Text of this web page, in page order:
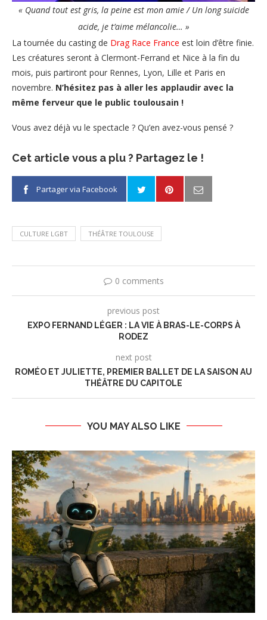
« Quand tout est gris, la peine est mon amie / Un long suicide
acide, je t’aime mélancolie… »
La tournée du casting de Drag Race France est loin d’être finie.
Les créatures seront à Clermont-Ferrand et Nice à la fin du
mois, puis partiront pour Rennes, Lyon, Lille et Paris en
novembre. N’hésitez pas à aller les applaudir avec la
même ferveur que le public toulousain !
Vous avez déjà vu le spectacle ? Qu’en avez-vous pensé ?
Cet article vous a plu ? Partagez le !
Partager via Facebook
CULTURE LGBT THÉÂTRE TOULOUSE
0 comments
previous post
EXPO FERNAND LÉGER : LA VIE À BRAS-LE-CORPS À
RODEZ
next post
ROMÉO ET JULIETTE, PREMIER BALLET DE LA SAISON AU
THÉÂTRE DU CAPITOLE
YOU MAY ALSO LIKE